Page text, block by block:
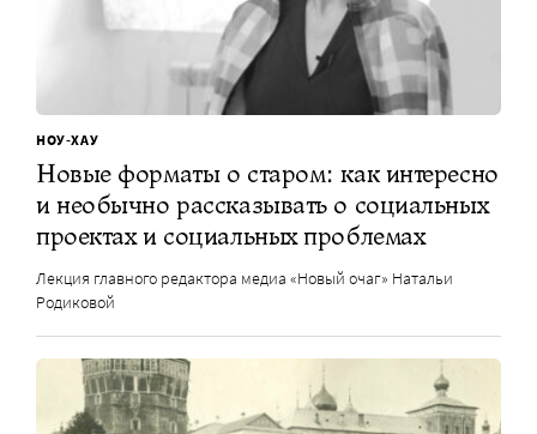
НОУ-ХАУ
Новые форматы о старом: как интересно
и необычно рассказывать о социальных
проектах и социальных проблемах
Лекция главного редактора медиа «Новый очаг» Натальи
Родиковой